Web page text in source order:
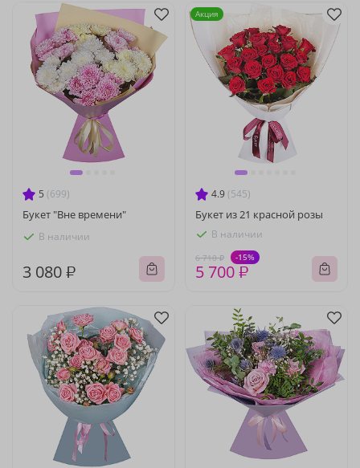
5 (699)
Букет "Вне времени"
В наличии
3 080 ₽
4.9 (545)
Букет из 21 красной розы
В наличии
6 710 ₽ -15%
5 700 ₽
Акция